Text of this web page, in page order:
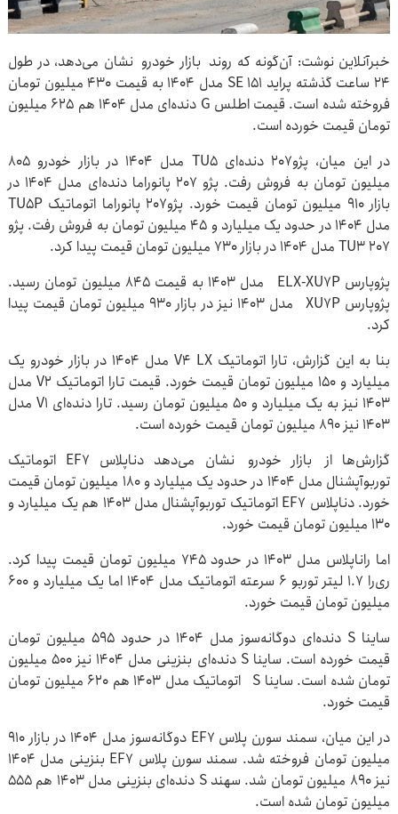
خبرآنلاین نوشت: آن‌گونه که روند بازار خودرو نشان می‌دهد، در طول
۲۴ ساعت گذشته پراید ۱۵۱ SE مدل ۱۴۰۴ به قیمت ۴۳۰ میلیون تومان
فروخته شده است. قیمت اطلس G دنده‌ای مدل ۱۴۰۴ هم ۶۲۵ میلیون
تومان قیمت خورده است.
در این میان، پژو۲۰۷ دنده‌ای TU۵ مدل ۱۴۰۴ در بازار خودرو ۸۰۵
میلیون تومان به فروش رفت. پژو ۲۰۷ پانوراما دنده‌ای مدل ۱۴۰۴ در
بازار ۹۱۰ میلیون تومان قیمت خورد. پژو۲۰۷ پانوراما اتوماتیک TU۵P
مدل ۱۴۰۴ در حدود یک میلیارد و ۴۵ میلیون تومان به فروش رفت. پژو
۲۰۷ TU۳ مدل ۱۴۰۴ در بازار ۷۳۰ میلیون تومان قیمت پیدا کرد.
پژوپارس ELX-XU۷P مدل ۱۴۰۳ به قیمت ۸۴۵ میلیون تومان رسید.
پژوپارس XU۷P مدل ۱۴۰۳ نیز در بازار ۹۳۰ میلیون تومان قیمت پیدا
کرد.
بنا به این گزارش، تارا اتوماتیک V۴ LX مدل ۱۴۰۴ در بازار خودرو یک
میلیارد و ۱۵۰ میلیون تومان قیمت خورد. قیمت تارا اتوماتیک V۲ مدل
۱۴۰۳ نیز به یک میلیارد و ۵۰ میلیون تومان رسید. تارا دنده‌ای V۱ مدل
۱۴۰۳ نیز ۸۹۰ میلیون تومان قیمت خورده است.
گزارش‌ها از بازار خودرو نشان می‌دهد دناپلاس EF۷ اتوماتیک
توربوآپشنال مدل ۱۴۰۴ در حدود یک میلیارد و ۱۸۰ میلیون تومان قیمت
خورد. دناپلاس EF۷ اتوماتیک توربوآپشنال مدل ۱۴۰۳ هم یک میلیارد و
۱۳۰ میلیون تومان قیمت خورد.
اما راناپلاس مدل ۱۴۰۳ در حدود ۷۴۵ میلیون تومان قیمت پیدا کرد.
ری‌را ۱.۷ لیتر توربو ۶ سرعته اتوماتیک مدل ۱۴۰۴ اما یک میلیارد و ۶۰۰
میلیون تومان قیمت خورد.
ساینا S دنده‌ای دوگانه‌سوز مدل ۱۴۰۴ در حدود ۵۹۵ میلیون تومان
قیمت خورده است. ساینا S دنده‌ای بنزینی مدل ۱۴۰۴ نیز ۵۰۰ میلیون
تومان شده است. ساینا S اتوماتیک مدل ۱۴۰۳ هم ۶۲۰ میلیون تومان
قیمت خورد.
در این میان، سمند سورن پلاس EF۷ دوگانه‌سوز مدل ۱۴۰۴ در بازار ۹۱۰
میلیون تومان فروخته شد. سمند سورن پلاس EF۷ بنزینی مدل ۱۴۰۴
نیز ۸۹۰ میلیون تومان شد. سهند S دنده‌ای بنزینی مدل ۱۴۰۳ هم ۵۵۵
میلیون تومان شده است.